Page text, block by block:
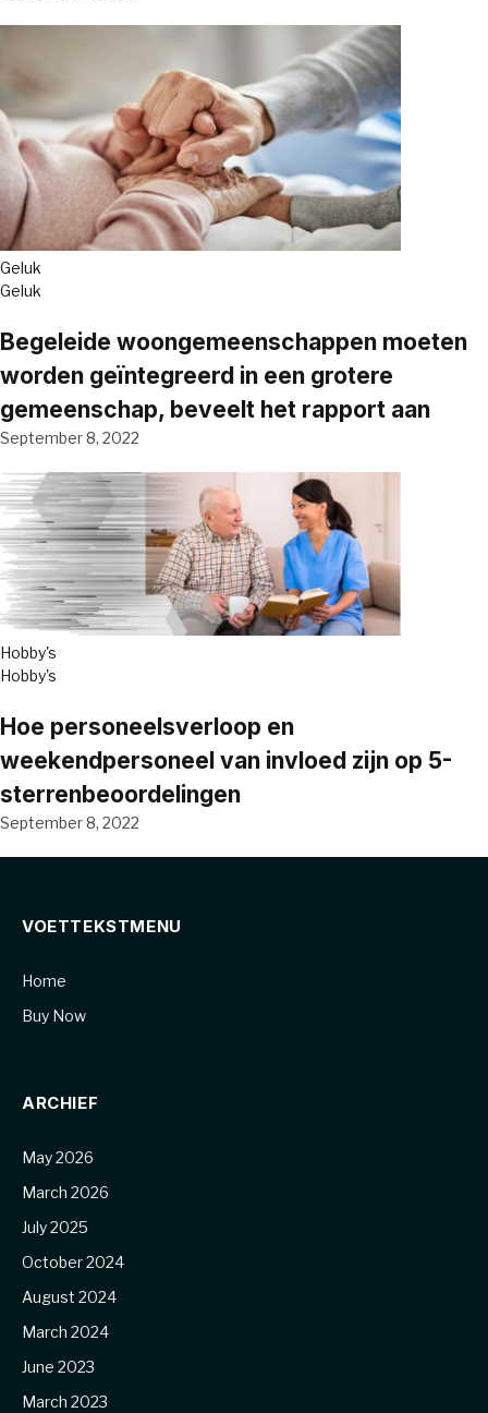
Geluk
Geluk
Begeleide woongemeenschappen moeten
worden geïntegreerd in een grotere
gemeenschap, beveelt het rapport aan
September 8, 2022
Hobby's
Hobby's
Hoe personeelsverloop en
weekendpersoneel van invloed zijn op 5-
sterrenbeoordelingen
September 8, 2022
VOETTEKSTMENU
Home
Buy Now
ARCHIEF
May 2026
March 2026
July 2025
October 2024
August 2024
March 2024
June 2023
March 2023